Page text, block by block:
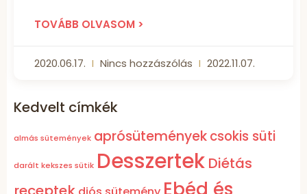
TOVÁBB OLVASOM >
2020.06.17. Nincs hozzászólás 2022.11.07.
Kedvelt címkék
almás sütemények aprósüteményekcsokis süti
darált kekszes sütik Desszertek Diétás